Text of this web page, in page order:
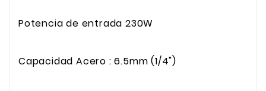
Potencia de entrada 230W
Capacidad Acero : 6.5mm (1/4")